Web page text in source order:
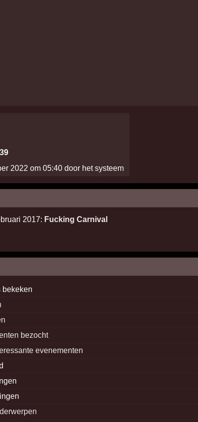
2022 om 05:40 door het systeem
2017: Fucking Carnival
bekeken
bezocht
evenementen